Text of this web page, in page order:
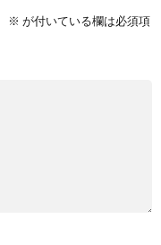
※ が付いている欄は必須項